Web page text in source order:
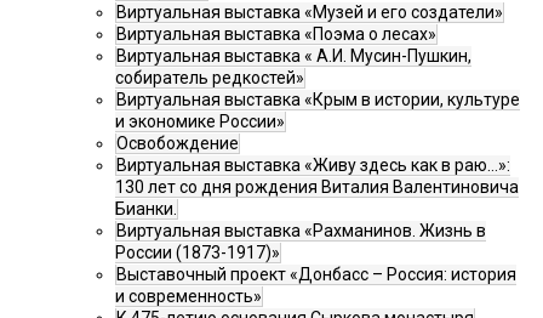
Виртуальная выставка «Музей и его создатели»
Виртуальная выставка «Поэма о лесах»
Виртуальная выставка « А.И. Мусин-Пушкин,
собиратель редкостей»
Виртуальная выставка «Крым в истории, культуре
и экономике России»
Освобождение
Виртуальная выставка «Живу здесь как в раю…»:
130 лет со дня рождения Виталия Валентиновича
Бианки.
Виртуальная выставка «Рахманинов. Жизнь в
России (1873-1917)»
Выставочный проект «Донбасс – Россия: история
и современность»